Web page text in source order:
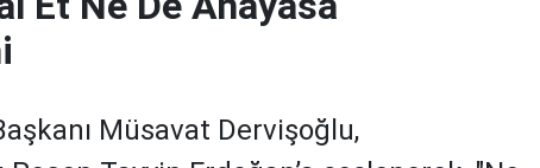
Müsavat Dervişoğlu,